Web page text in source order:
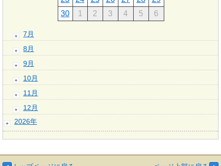
30
1 2 3 4 5 6
7月
8月
9月
10月
11月
12月
2026年